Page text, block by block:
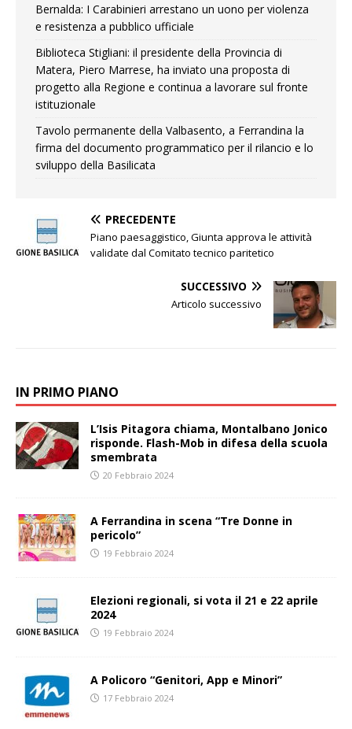
Bernalda: I Carabinieri arrestano un uono per violenza
e resistenza a pubblico ufficiale
Biblioteca Stigliani: il presidente della Provincia di
Matera, Piero Marrese, ha inviato una proposta di
progetto alla Regione e continua a lavorare sul fronte
istituzionale
Tavolo permanente della Valbasento, a Ferrandina la
firma del documento programmatico per il rilancio e lo
sviluppo della Basilicata
PRECEDENTE
Piano paesaggistico, Giunta approva le attività
validate dal Comitato tecnico paritetico
SUCCESSIVO
Articolo successivo
IN PRIMO PIANO
L’Isis Pitagora chiama, Montalbano Jonico
risponde. Flash-Mob in difesa della scuola
smembrata
20 Febbraio 2024
A Ferrandina in scena “Tre Donne in
pericolo”
19 Febbraio 2024
Elezioni regionali, si vota il 21 e 22 aprile
2024
19 Febbraio 2024
A Policoro “Genitori, App e Minori”
17 Febbraio 2024